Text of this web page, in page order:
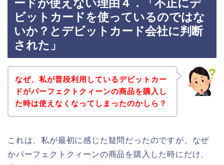
ードが使えない理由４．「不正にデ
ビットカードを使っているのではな
いか？とデビットカード会社に判断
された」
なぜ、私が普段利用しているデビットカー
ドがパーフェクトクィーンの商品を購入し
た時は使えなくなってしまったのかしら？
これは、私が最初に感じた疑問だったのですが、なぜ
かパーフェクトクィーンの商品を購入した時にだけ、